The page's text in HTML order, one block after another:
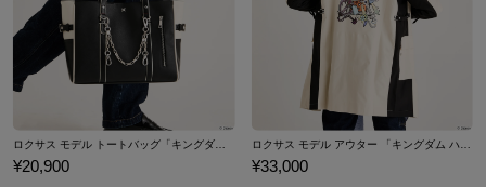
ロクサス モデル トートバッグ「キングダム ハーツ」シリーズ
¥20,900
ロクサス モデル アウター 「キングダム ハーツ」シリーズ
¥33,000